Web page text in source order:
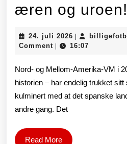
æren og uroen!
24. juli 2026 24.
juli
|
Comment | 16:07
Nord- og Mellom-Amerika-VM i
historien – har endelig trukket
kulminert med at det spanske
andre gang. Det
Read MoreRead